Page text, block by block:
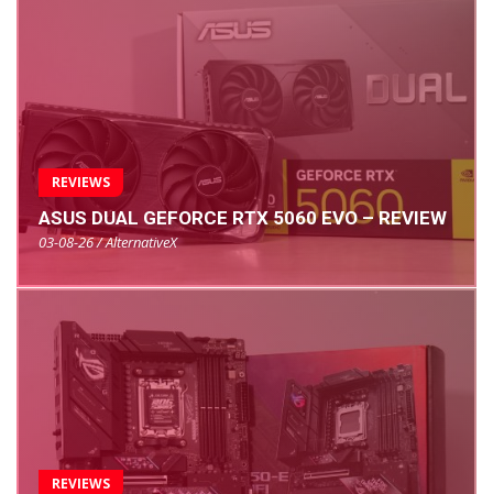
REVIEWS
ASUS DUAL GEFORCE RTX 5060 EVO – REVIEW
03-08-26 / AlternativeX
REVIEWS